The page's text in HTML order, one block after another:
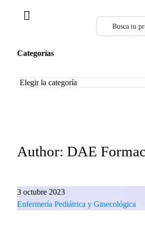
Categorías
Categorías
Author: DAE
3 octubre 2023
Enfermería Pediátrica y Ginecológica